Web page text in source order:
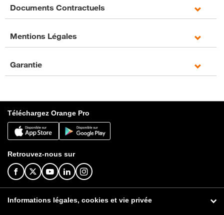
Documents Contractuels
Mentions Légales
Garantie
Téléchargez Orange Pro
Retrouvez-nous sur
Informations légales, cookies et vie privée